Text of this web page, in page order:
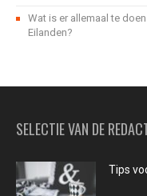
Wat is er allemaal te
Eilanden?
SELECTIE VAN DE
Tips